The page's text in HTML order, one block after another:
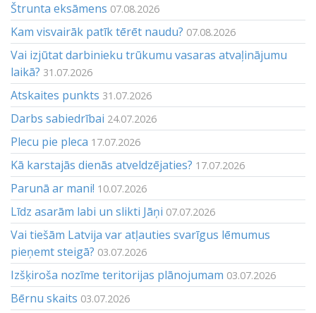
Štrunta eksāmens 07.08.2026
Kam visvairāk patīk tērēt naudu? 07.08.2026
Vai izjūtat darbinieku trūkumu vasaras atvaļinājumu
laikā? 31.07.2026
Atskaites punkts 31.07.2026
Darbs sabiedrībai 24.07.2026
Plecu pie pleca 17.07.2026
Kā karstajās dienās atveldzējaties? 17.07.2026
Parunā ar mani! 10.07.2026
Līdz asarām labi un slikti Jāņi 07.07.2026
Vai tiešām Latvija var atļauties svarīgus lēmumus
pieņemt steigā? 03.07.2026
Izšķiroša nozīme teritorijas plānojumam 03.07.2026
Bērnu skaits 03.07.2026